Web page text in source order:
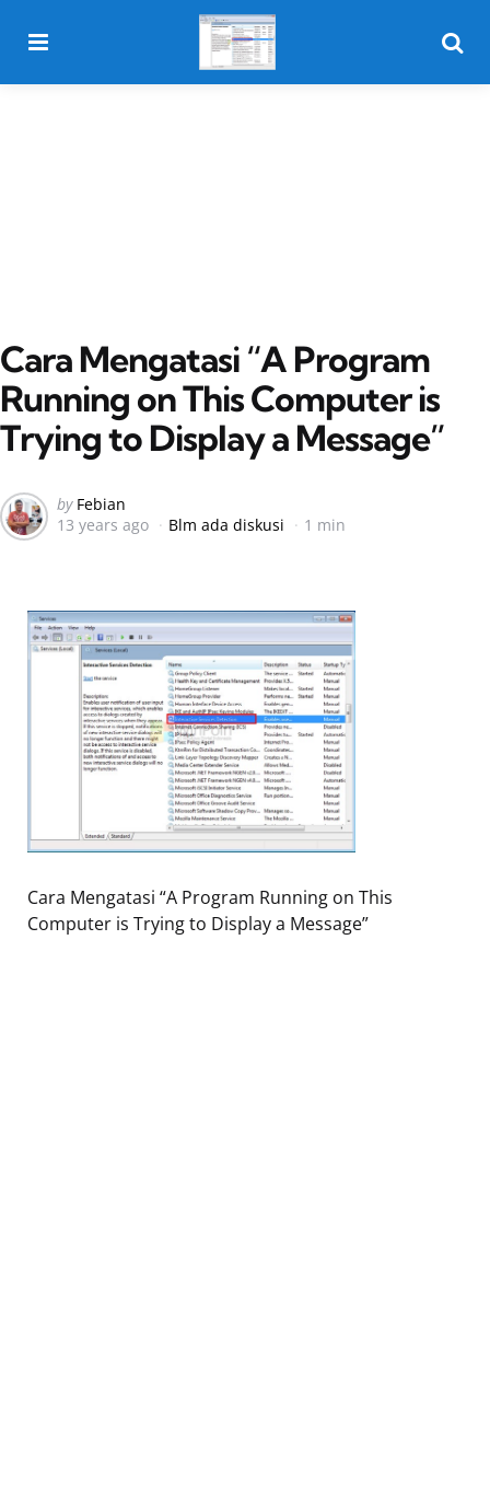
Cara Mengatasi “A Program
Running on This Computer is
Trying to Display a Message”
Posted
by
by Febian
13 years ago
Blm ada diskusi 1 min
Cara Mengatasi “A Program Running on This
Computer is Trying to Display a Message”